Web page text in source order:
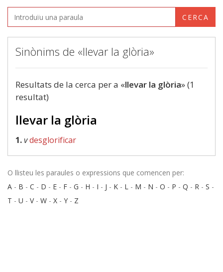
CERCA
Sinònims de «llevar la glòria»
Resultats de la cerca per a «llevar la glòria» (1
resultat)
llevar la glòria
1.vdesglorificar
O llisteu les paraules o expressions que comencen per:
A - B - C - D - E - F - G - H - I - J - K - L - M - N - O - P - Q - R - S -
T - U - V- W - X - Y - Z